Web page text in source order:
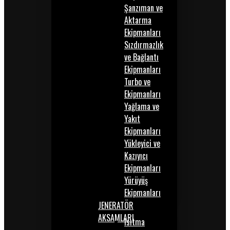
Şanzıman ve
Aktarma
Ekipmanları
Sızdırmazlık
ve Bağlantı
Ekipmanları
Turbo ve
Ekipmanları
Yağlama ve
Yakıt
Ekipmanları
Yükleyici ve
Kazıyıcı
Ekipmanları
Yürüyüş
Ekipmanları
JENERATÖR
AKSAMLARIIsıtma